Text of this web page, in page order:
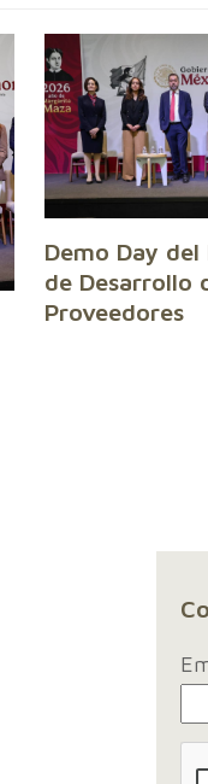
Demo Day
de Desarrollo
Proveedores